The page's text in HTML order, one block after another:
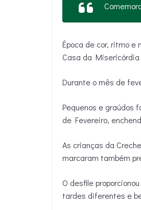
Época de cor, ritmo e
Casa da
Durante o mês de
Pequenos e graúdos
de Fevereiro,
As crianças da
marcaram também
O desfile
tardes diferentes e